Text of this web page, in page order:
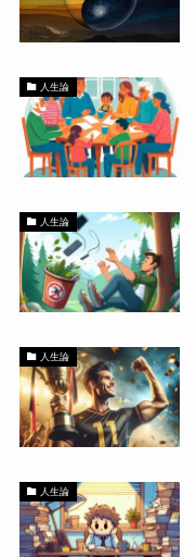
人生論
人生論
人生論
人生論